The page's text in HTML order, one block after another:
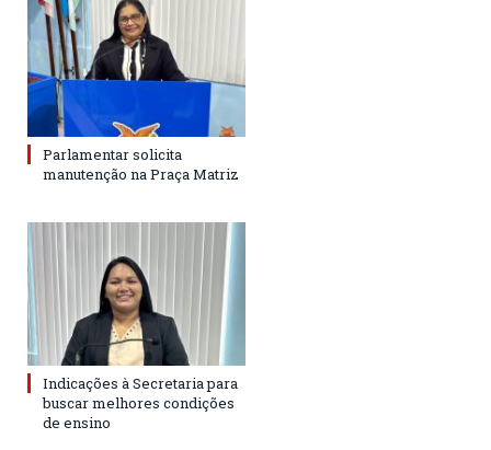
Parlamentar solicita
manutenção na Praça Matriz
Indicações à Secretaria para
buscar melhores condições
de ensino